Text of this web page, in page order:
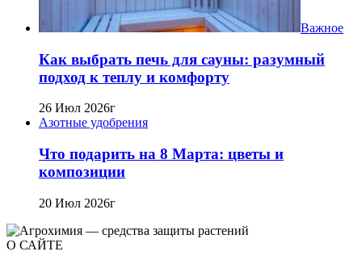
Важное
Как выбрать печь для сауны: разумный
подход к теплу и комфорту
26 Июл 2026г
Азотные удобрения
Что подарить на 8 Марта: цветы и
композиции
20 Июл 2026г
О САЙТЕ